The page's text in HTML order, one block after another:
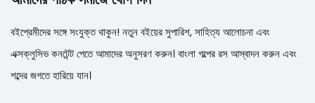
বইপ্রেমীদের সঙ্গে সংযুক্ত থাকুন! নতুন বইয়ের সুপারিশ, সাহিত্য আলোচনা এবং
এক্সক্লুসিভ কনটেন্ট পেতে আমাদের অনুসরণ করুন। বাংলা গল্পের রস আস্বাদন করুন এবং
শব্দের জগতে হারিয়ে যান।